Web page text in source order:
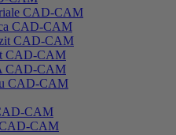
CAD-CAM
CAD-CAM
CAD-CAM
CAD-CAM
CAD-CAM
CAD-CAM
CAM
CAM